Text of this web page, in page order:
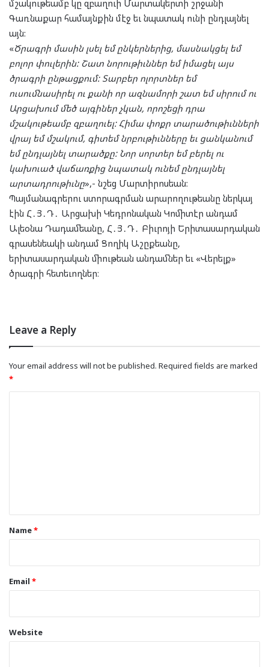
մշակութեամբ կը զբաղուի Մարտակերտի շրջանի
Գառնաքար համայնքին մէջ եւ նպատակ ունի ընդլայնել
այն:
«Ծրագրի մասին լսել եմ ընկերներից, մասնակցել եմ
բոլոր փուլերին: Շատ նորութիւններ եմ իմացել այս
ծրագրի ընթացքում: Տարբեր ոլորտներ եմ
ուսումնասիրել ու քանի որ ազնամորի շատ եմ սիրում ու
Արցախում մեծ այգիներ չկան, որոշեցի դրա
մշակութեամբ զբաղուել: Հիմա փոքր տարածութիւնների
վրայ եմ մշակում, գիտեմ նրբութիւնները եւ ցանկանում
եմ ընդլայնել տարածքը: Նոր սորտեր եմ բերել ու
կախուած վաճառքից նպատակ ունեմ ընդլայնել
արտադրութիւնը»,- նշեց Մարտիրոսեան:
Պայմանագրերու ստորագրման արարողութեանը ներկայ
էին Հ․Յ․Դ․ Արցախի Կեդրոնական Կոմիտէր անդամ
Ալեօնա Դադամեանը, Հ․Յ․Դ․ Բիւրոյի Երիտասարդական
գրասենեակի անդամ Ցողիկ Աշըքեանը,
երիտասարդական միութեան անդամներ եւ «Վերելք»
ծրագրի հետեւողներ։
Leave a Reply
Your email address will not be published. Required fields are marked
*
*Name*
Email *
Website